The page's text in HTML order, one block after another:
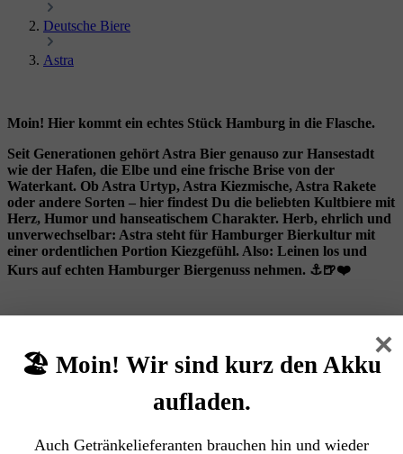
Deutsche Biere
Astra
Moin! Hier kommt ein echtes Stück Hamburg in die Flasche.
Seit Generationen gehört Astra Bier genauso zur Hansestadt
wie der Hafen, die Elbe und eine frische Brise von der
Waterkant. Ob Astra Urtyp, Astra Kiezmische, Astra Rakete
oder andere Sorten – hier findest Du die beliebten Kultbiere mit
Herz, Humor und hanseatischem Charakter. Herb, ehrlich und
unverwechselbar: Astra steht für Hamburger Bierkultur mit
einer ordentlichen Portion Kiezgefühl. Also: Leinen los und
Kurs auf echten Hamburger Biergenuss nehmen. ⚓🍺❤️
×
🏖️ Moin! Wir sind kurz den Akku
aufladen.
Auch Getränkelieferanten brauchen hin und wieder